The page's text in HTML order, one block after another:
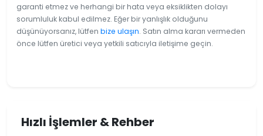
garanti etmez ve herhangi bir hata veya eksiklikten dolayı
sorumluluk kabul edilmez. Eğer bir yanlışlık olduğunu
düşünüyorsanız, lütfen bize ulaşın. Satın alma kararı vermeden
önce lütfen üretici veya yetkili satıcıyla iletişime geçin.
Hızlı İşlemler & Rehber